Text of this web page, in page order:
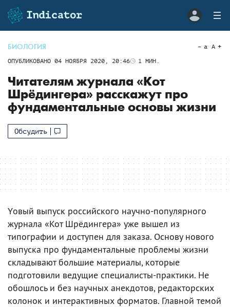
БИОЛОГИЯ
ОПУБЛИКОВАНО 04 НОЯБРЯ 2020, 20:46 1 МИН.
a A
Читателям журнала «Кот
Шрёдингера» расскажут про
фундаментальные основы жизни
Обсудить
Yовый выпуск российского научно-популярного
журнала «Кот Шрёдингера» уже вышел из
типографии и доступен для заказа. Основу нового
выпуска про фундаментальные проблемы жизни
складывают большие материалы, которые
подготовили ведущие специалисты-практики. Не
обошлось и без научных анекдотов, редакторских
колонок и интерактивных форматов. Главной темой